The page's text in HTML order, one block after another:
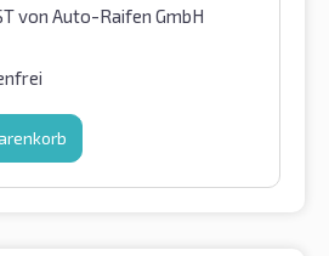
von Auto-Raifen GmbH